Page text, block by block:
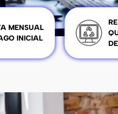
MENSUAL
INICIAL